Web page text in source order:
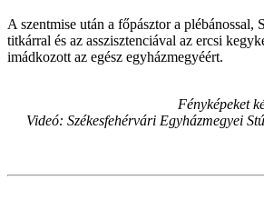
A szentmise után a főpásztor a plébánossal,
titkárral és az asszisztenciával az ercsi
imádkozott az egész egyházmegyéért.
Fényképeket
Videó: Székesfehérvári Egyházmegyei